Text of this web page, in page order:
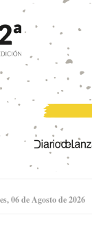
06 de Agosto de 2026